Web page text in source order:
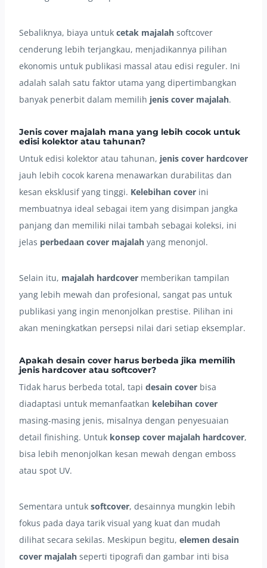
Sebaliknya, biaya untuk cetak majalah softcover
cenderung lebih terjangkau, menjadikannya pilihan
ekonomis untuk publikasi massal atau edisi reguler. Ini
adalah salah satu faktor utama yang dipertimbangkan
banyak penerbit dalam memilih jenis cover majalah.
Jenis cover majalah mana yang lebih cocok untuk
edisi kolektor atau tahunan?
Untuk edisi kolektor atau tahunan, jenis cover hardcover
jauh lebih cocok karena menawarkan durabilitas dan
kesan eksklusif yang tinggi. Kelebihan cover ini
membuatnya ideal sebagai item yang disimpan jangka
panjang dan memiliki nilai tambah sebagai koleksi, ini
jelas perbedaan cover majalah yang menonjol.
Selain itu, majalah hardcover memberikan tampilan
yang lebih mewah dan profesional, sangat pas untuk
publikasi yang ingin menonjolkan prestise. Pilihan ini
akan meningkatkan persepsi nilai dari setiap eksemplar.
Apakah desain cover harus berbeda jika memilih
jenis hardcover atau softcover?
Tidak harus berbeda total, tapi desain cover bisa
diadaptasi untuk memanfaatkan kelebihan cover
masing-masing jenis, misalnya dengan penyesuaian
detail finishing. Untuk konsep cover majalah hardcover,
bisa lebih menonjolkan kesan mewah dengan emboss
atau spot UV.
Sementara untuk softcover, desainnya mungkin lebih
fokus pada daya tarik visual yang kuat dan mudah
dilihat secara sekilas. Meskipun begitu, elemen desain
cover majalah seperti tipografi dan gambar inti bisa